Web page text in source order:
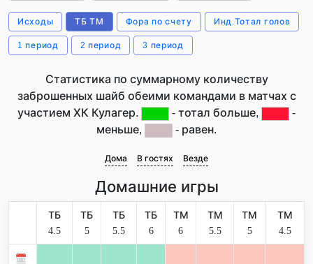
Исходы ТБ ТМ Фора по счету Инд.Тотал голов
1 период 2 период 3 период
Статистика по суммарному количеству
заброшенных шайб обеими командами в матчах с
участием ХК Кулагер.
- тотал больше,
-
меньше,
- равен.
Дома В гостях Везде
Домашние игры
ТБ
4.5
ТБ
5
ТБ
5.5
ТБ
6
ТМ
6
ТМ
5.5
ТМ
5
ТМ
4.5